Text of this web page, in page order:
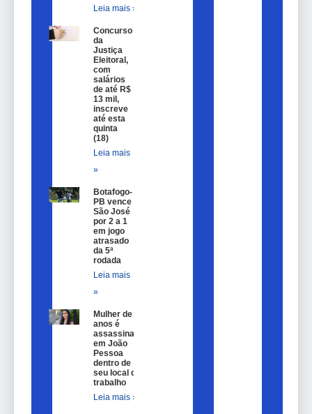
Leia mais »
Concurso
da
Justiça
Eleitoral,
com
salários
de até R$
13 mil,
inscreve
até esta
quinta
(18)
Leia mais
»
Botafogo-
PB vence
São José
por 2 a 1
em jogo
atrasado
da 5ª
rodada
Leia mais
»
Mulher de 25
anos é
assassinada
em João
Pessoa
dentro de
seu local de
trabalho
Leia mais »